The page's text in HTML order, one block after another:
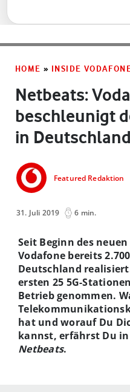
HOME » INSIDE
Netbeats:
beschleunigt
in Deutschland
Featured Redaktion
31. Juli 2019 6 min.
Seit Beginn des
Vodafone bereits
Deutschland
ersten 25 5G-
Betrieb genommen.
hat und worauf Du
kannst, erfährst Du
Netbeats.